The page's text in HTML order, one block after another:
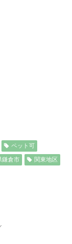
ペット可
鎌倉市 関東地区